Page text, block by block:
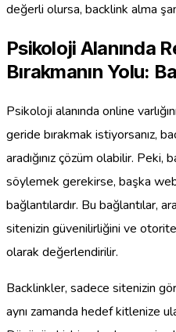
değerli olursa, backlink alma
Psikoloji Alanında
Bırakmanın Yolu:
Psikoloji alanında online
geride bırakmak istiyorsanız,
aradığınız çözüm olabilir. Peki,
söylemek gerekirse, başka
bağlantılardır. Bu bağlantılar,
sitenizin güvenilirliğini ve
olarak değerlendirilir.
Backlinkler, sadece sitenizin
aynı zamanda hedef kitlenize